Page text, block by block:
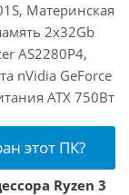
Материнская
2x32Gb
AS2280P4,
nVidia GeForce
ATX 750Вт
этот ПК?
Ryzen 3